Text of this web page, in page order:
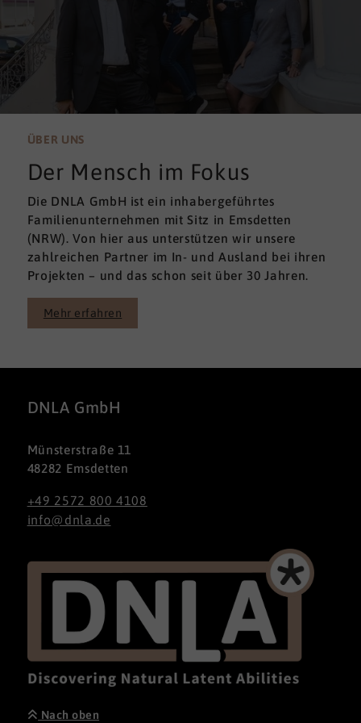
ÜBER UNS
Der Mensch im Fokus
Die DNLA GmbH ist ein inhabergeführtes
Familienunternehmen mit Sitz in Emsdetten
(NRW). Von hier aus unterstützen wir unsere
zahlreichen Partner im In- und Ausland bei ihren
Projekten – und das schon seit über 30 Jahren.
Mehr erfahren
DNLA GmbH
Münsterstraße 11
48282 Emsdetten
+49 2572 800 4108
info@dnla.de
Nach oben